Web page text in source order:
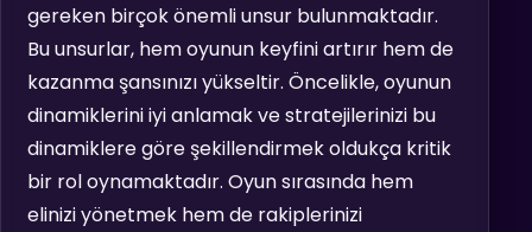
gereken birçok önemli unsur bulunmaktadır.
Bu unsurlar, hem oyunun keyfini artırır hem de
kazanma şansınızı yükseltir. Öncelikle, oyunun
dinamiklerini iyi anlamak ve stratejilerinizi bu
dinamiklere göre şekillendirmek oldukça kritik
bir rol oynamaktadır. Oyun sırasında hem
elinizi yönetmek hem de rakiplerinizi